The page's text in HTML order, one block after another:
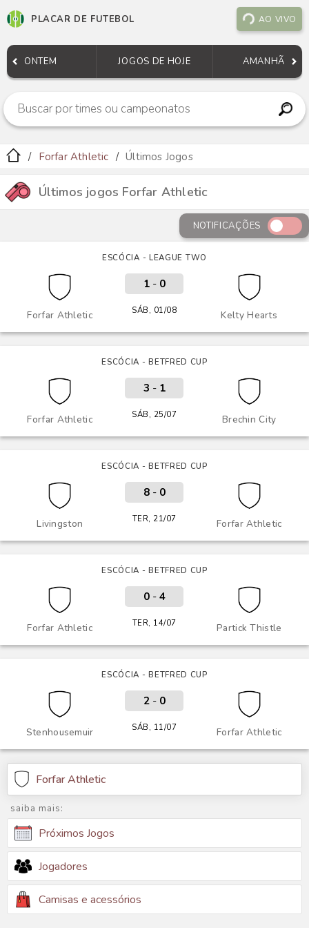
PLACAR DE FUTEBOL AO VIVO
ONTEM JOGOS DE HOJE AMANHÃ
Forfar Athletic Últimos Jogos
Últimos jogos Forfar Athletic
NOTIFICAÇÕES
ESCÓCIA - LEAGUE TWO
Forfar Athletic Kelty Hearts
1- 0
SÁB, 01/08
ESCÓCIA - BETFRED CUP
Forfar Athletic Brechin City
3 - 1
SÁB, 25/07
ESCÓCIA - BETFRED CUP
Livingston Forfar Athletic
8- 0
TER, 21/07
ESCÓCIA - BETFRED CUP
Forfar Athletic Partick Thistle
0- 4
TER, 14/07
ESCÓCIA - BETFRED CUP
Stenhousemuir Forfar Athletic
2- 0
SÁB, 11/07
Forfar Athletic
saiba mais:
Próximos Jogos
Jogadores
Camisas e acessórios